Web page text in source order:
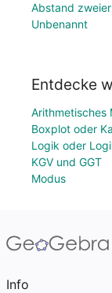
Abstand
Unbenannt
Entdecke
Arithmetisches
Boxplot oder
Logik oder
KGV und GGT
Modus
Info